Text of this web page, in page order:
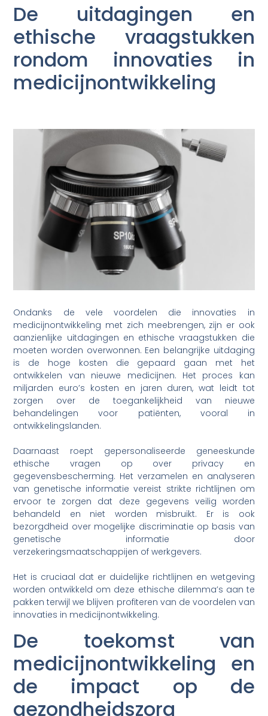
De uitdagingen en
ethische vraagstukken
rondom innovaties in
medicijnontwikkeling
Ondanks de vele voordelen die innovaties in
medicijnontwikkeling met zich meebrengen, zijn er ook
aanzienlijke uitdagingen en ethische vraagstukken die
moeten worden overwonnen. Een belangrijke uitdaging
is de hoge kosten die gepaard gaan met het
ontwikkelen van nieuwe medicijnen. Het proces kan
miljarden euro’s kosten en jaren duren, wat leidt tot
zorgen over de toegankelijkheid van nieuwe
behandelingen voor patiënten, vooral in
ontwikkelingslanden.
Daarnaast roept gepersonaliseerde geneeskunde
ethische vragen op over privacy en
gegevensbescherming. Het verzamelen en analyseren
van genetische informatie vereist strikte richtlijnen om
ervoor te zorgen dat deze gegevens veilig worden
behandeld en niet worden misbruikt. Er is ook
bezorgdheid over mogelijke discriminatie op basis van
genetische informatie door
verzekeringsmaatschappijen of werkgevers.
Het is cruciaal dat er duidelijke richtlijnen en wetgeving
worden ontwikkeld om deze ethische dilemma’s aan te
pakken terwijl we blijven profiteren van de voordelen van
innovaties in medicijnontwikkeling.
De toekomst van
medicijnontwikkeling en
de impact op de
gezondheidszorg